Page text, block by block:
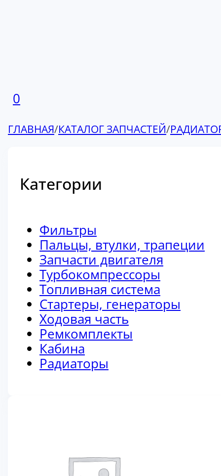
0
ГЛАВНАЯ/КАТАЛОГ ЗАПЧАСТЕЙ/
Категории
Фильтры
Пальцы, втулки, трапеции
Запчасти двигателя
Турбокомпрессоры
Топливная система
Стартеры, генераторы
Ходовая часть
Ремкомплекты
Кабина
Радиаторы